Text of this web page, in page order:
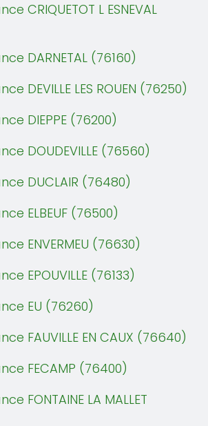
CRIQUETOT L ESNEVAL
DARNETAL (76160)
DEVILLE LES ROUEN (76250)
DIEPPE (76200)
DOUDEVILLE (76560)
DUCLAIR (76480)
ELBEUF (76500)
ENVERMEU (76630)
EPOUVILLE (76133)
EU (76260)
FAUVILLE EN CAUX (76640)
FECAMP (76400)
FONTAINE LA MALLET